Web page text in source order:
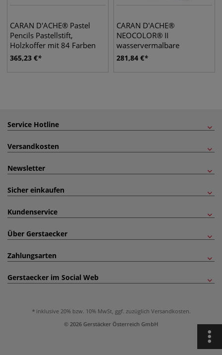
CARAN D'ACHE® Pastel
Pencils Pastellstift,
Holzkoffer mit 84 Farben
365,23 €
CARAN D'ACHE®
NEOCOLOR® II
wasservermalbare
Wachspastelle, Holzkoffer
281,84 €
Service Hotline
Versandkosten
Newsletter
Sicher einkaufen
Kundenservice
Über Gerstaecker
Zahlungsarten
Gerstaecker im Social Web
inklusive 20% bzw. 10% MwSt, ggf. zuzüglich Versandkosten.
© 2026 Gerstäcker Österreich GmbH